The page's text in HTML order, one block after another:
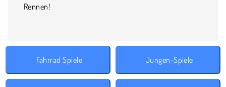
Rennen!
Fahrrad Spiele Jungen-Spiele